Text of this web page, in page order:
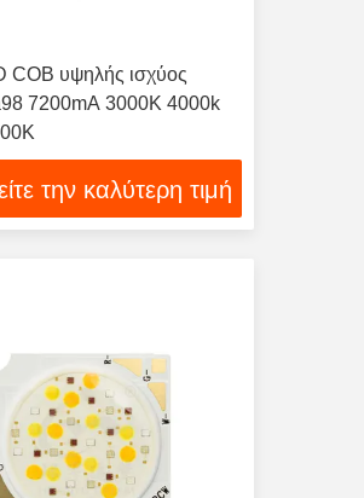
COB υψηλής ισχύος
7200mA 3000K 4000k
την καλύτερη τιμή